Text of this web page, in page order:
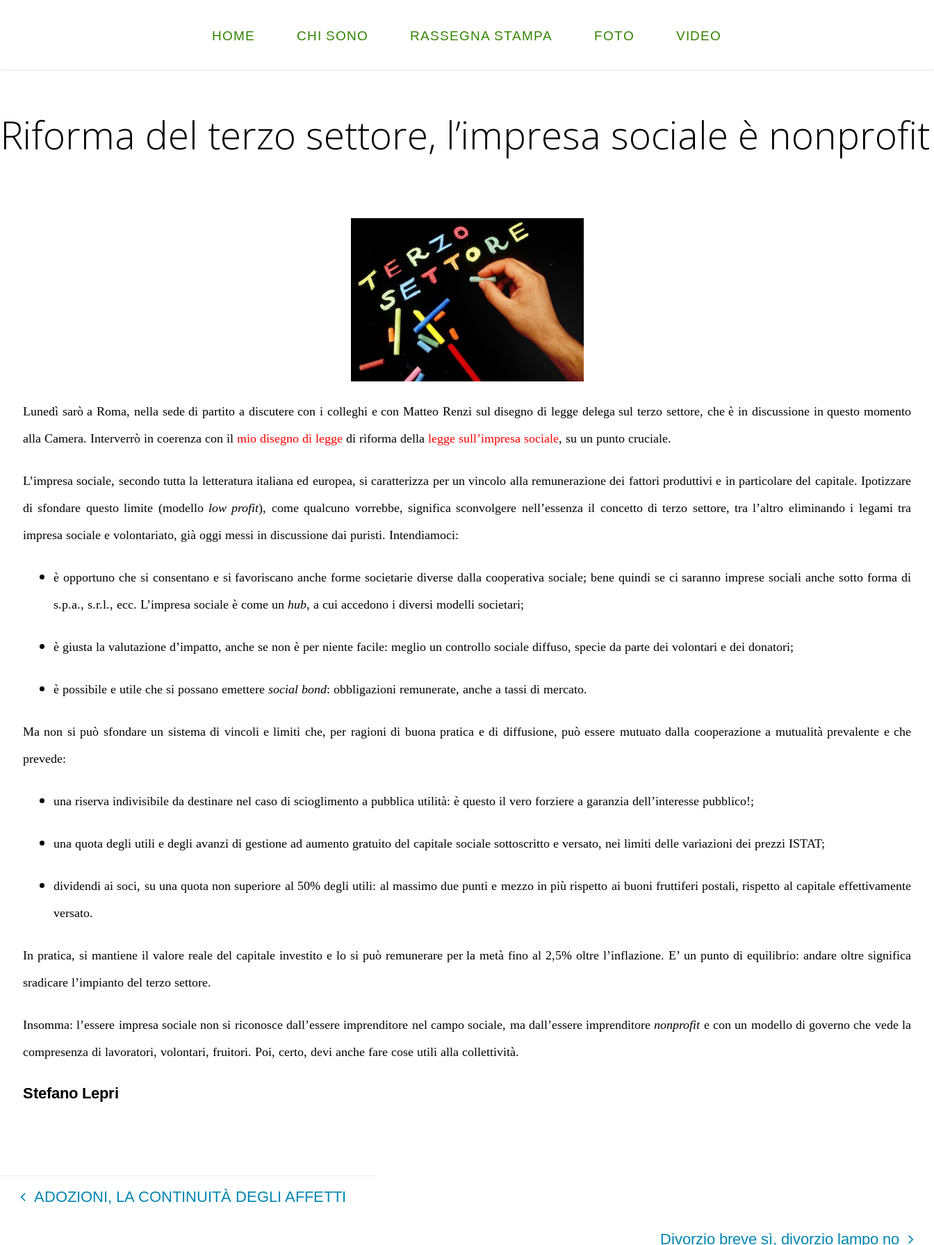
HOME CHI SONO RASSEGNA STAMPA FOTO VIDEO
Riforma del terzo settore, l’impresa sociale è nonprofit
Lunedì sarò a Roma, nella sede di partito a discutere con i colleghi e con Matteo Renzi sul disegno di legge delega sul terzo settore, che è in discussione in questo momento
alla Camera. Interverrò in coerenza con il mio disegno di legge di riforma della legge sull’impresa sociale, su un punto cruciale.
L’impresa sociale, secondo tutta la letteratura italiana ed europea, si caratterizza per un vincolo alla remunerazione dei fattori produttivi e in particolare del capitale. Ipotizzare
di sfondare questo limite (modello low profit), come qualcuno vorrebbe, significa sconvolgere nell’essenza il concetto di terzo settore, tra l’altro eliminando i legami tra
impresa sociale e volontariato, già oggi messi in discussione dai puristi. Intendiamoci:
è opportuno che si consentano e si favoriscano anche forme societarie diverse dalla cooperativa sociale; bene quindi se ci saranno imprese sociali anche sotto forma di
s.p.a., s.r.l., ecc. L’impresa sociale è come un hub, a cui accedono i diversi modelli societari;
è giusta la valutazione d’impatto, anche se non è per niente facile: meglio un controllo sociale diffuso, specie da parte dei volontari e dei donatori;
è possibile e utile che si possano emettere social bond: obbligazioni remunerate, anche a tassi di mercato.
Ma non si può sfondare un sistema di vincoli e limiti che, per ragioni di buona pratica e di diffusione, può essere mutuato dalla cooperazione a mutualità prevalente e che
prevede:
una riserva indivisibile da destinare nel caso di scioglimento a pubblica utilità: è questo il vero forziere a garanzia dell’interesse pubblico!;
una quota degli utili e degli avanzi di gestione ad aumento gratuito del capitale sociale sottoscritto e versato, nei limiti delle variazioni dei prezzi ISTAT;
dividendi ai soci, su una quota non superiore al 50% degli utili: al massimo due punti e mezzo in più rispetto ai buoni fruttiferi postali, rispetto al capitale effettivamente
versato.
In pratica, si mantiene il valore reale del capitale investito e lo si può remunerare per la metà fino al 2,5% oltre l’inflazione. E’ un punto di equilibrio: andare oltre significa
sradicare l’impianto del terzo settore.
Insomma: l’essere impresa sociale non si riconosce dall’essere imprenditore nel campo sociale, ma dall’essere imprenditore nonprofite con un modello di governo che vede la
compresenza di lavoratori, volontari, fruitori. Poi, certo, devi anche fare cose utili alla collettività.
Stefano Lepri
ADOZIONI, LA CONTINUITÀ DEGLI AFFETTI
Divorzio breve sì, divorzio lampo no